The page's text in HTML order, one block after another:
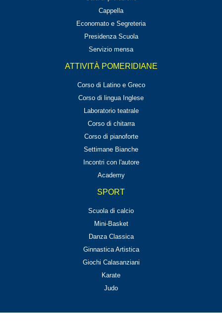
Cappella
Economato e Segreteria
Presidenza Scuola
Servizio mensa
ATTIVITÀ POMERIDIANE
Corso di Latino e Greco
Corso di lingua Inglese
Laboratorio teatrale
Corso di chitarra
Corso di pianoforte
Settimane Bianche
Incontri con l'autore
Academy
SPORT
Scuola di calcio
Mini-Basket
Danza Classica
Ginnastica Artistica
Giochi Calasanziani
Karate
Judo